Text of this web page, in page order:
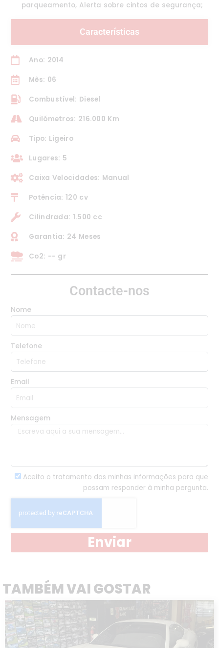
parqueamento, Alerta sobre cintos de segurança;
Características
Ano: 2014
Mês: 06
Combustível: Diesel
Quilómetros: 216.000 Km
Tipo: Ligeiro
Lugares: 5
Caixa Velocidades: Manual
Potência: 120 cv
Cilindrada: 1.500 cc
Garantia: 24 Meses
Co2: -- gr
Contacte-nos
Nome
Telefone
Email
Mensagem
Aceito o tratamento das minhas informações para que
possam responder à minha pergunta.
Enviar
TAMBÉM VAI GOSTAR